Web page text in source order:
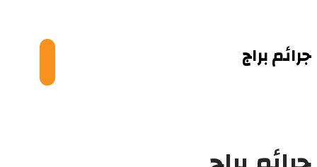
جرائم براج